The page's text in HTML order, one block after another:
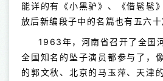
能详的有《小黑驴》、《借髢髢
放后新编段子中的名篇也有五
1963年，河南省召开了全国
全国知名的坠子演员都参与了，
的郭文秋、北京的马玉萍、天津